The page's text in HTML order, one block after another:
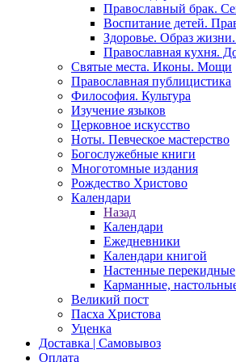
Православный брак.
Воспитание детей.
Здоровье. Образ
Православная кухня.
Святые места. Иконы. Мощи
Православная публицистика
Философия. Культура
Изучение языков
Церковное искусство
Ноты. Певческое мастерство
Богослужебные книги
Многотомные издания
Рождество Христово
Календари
Назад
Календари
Ежедневники
Календари книгой
Настенные перекидные
Карманные,
Великий пост
Пасха Христова
Уценка
Доставка | Самовывоз
Оплата